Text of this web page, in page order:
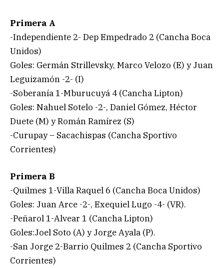
Primera A
-Independiente 2- Dep Empedrado 2 (Cancha Boca
Unidos)
Goles: Germán Strillevsky, Marco Velozo (E) y Juan
Leguizamón -2- (I)
-Soberanía 1-Mburucuyá 4 (Cancha Lipton)
Goles: Nahuel Sotelo -2-, Daniel Gómez, Héctor
Duete (M) y Román Ramírez (S)
-Curupay – Sacachispas (Cancha Sportivo
Corrientes)
Primera B
-Quilmes 1-Villa Raquel 6 (Cancha Boca Unidos)
Goles: Juan Arce -2-, Exequiel Lugo -4- (VR).
-Peñarol 1-Alvear 1 (Cancha Lipton)
Goles:Joel Soto (A) y Jorge Ayala (P).
-San Jorge 2-Barrio Quilmes 2 (Cancha Sportivo
Corrientes)